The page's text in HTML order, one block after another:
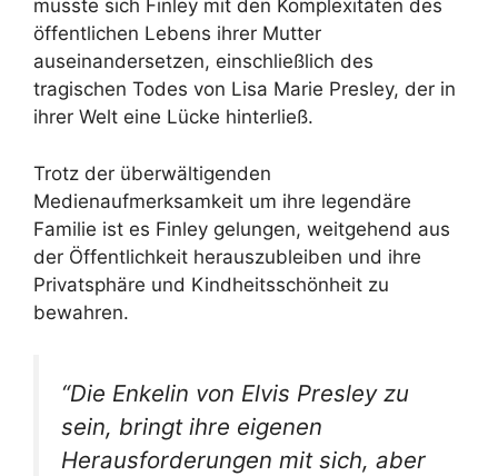
musste sich Finley mit den Komplexitäten des
öffentlichen Lebens ihrer Mutter
auseinandersetzen, einschließlich des
tragischen Todes von Lisa Marie Presley, der in
ihrer Welt eine Lücke hinterließ.
Trotz der überwältigenden
Medienaufmerksamkeit um ihre legendäre
Familie ist es Finley gelungen, weitgehend aus
der Öffentlichkeit herauszubleiben und ihre
Privatsphäre und Kindheitsschönheit zu
bewahren.
“Die Enkelin von Elvis Presley zu
sein, bringt ihre eigenen
Herausforderungen mit sich, aber